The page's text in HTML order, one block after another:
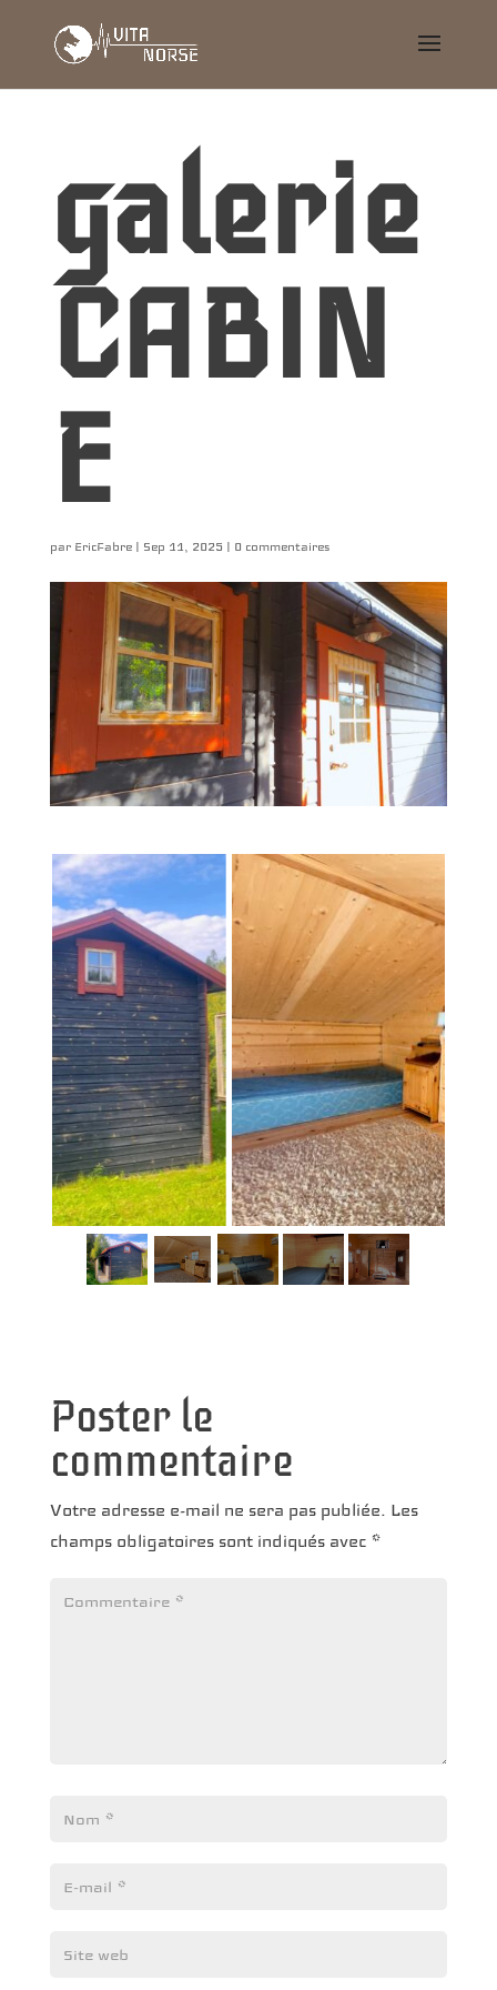
galerie
CABIN
E
par EricFabre| Sep 11, 2025 | 0 commentaires
Poster le
commentaire
Votre adresse e-mail ne sera pas publiée. Les
champs obligatoires sont indiqués avec *